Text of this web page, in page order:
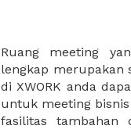
Ruang meeting
lengkap merupakan
di XWORK anda
untuk meeting
fasilitas tambahan
meeting juga
kebutuhan dan
dapat Anda pilih
strategis, harga
ataupun